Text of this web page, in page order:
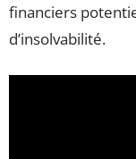
financiers
d’insolvabilité.